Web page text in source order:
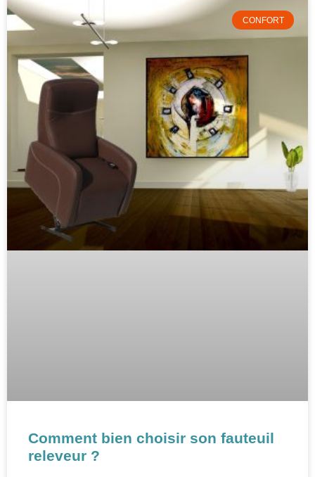
CONFORT
Comment bien choisir son fauteuil
releveur ?